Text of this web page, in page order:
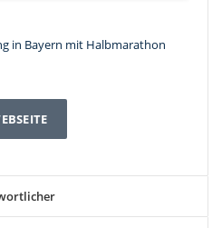
in Bayern mit Halbmarathon